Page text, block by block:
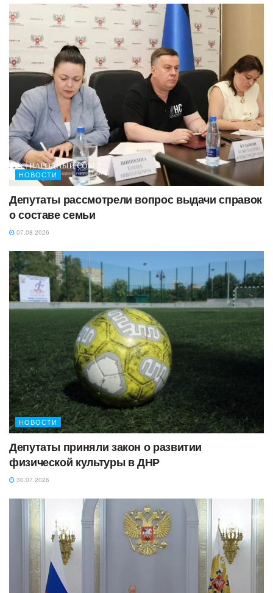
НОВОСТИ
Депутаты рассмотрели вопрос выдачи справок
о составе семьи
07.08.2026
НОВОСТИ
Депутаты приняли закон о развитии
физической культуры в ДНР
30.07.2026